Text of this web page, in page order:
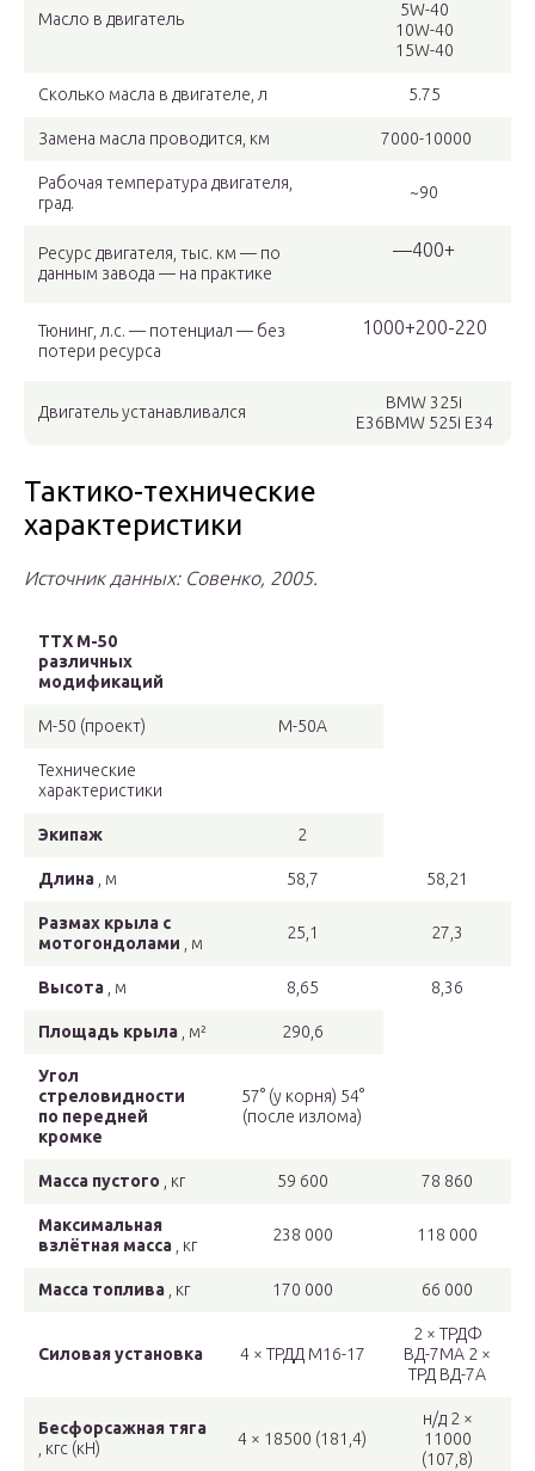
Масло в двигатель
5W-40
10W-40
15W-40
Сколько масла в двигателе, л 5.75
Замена масла проводится, км 7000-10000
Рабочая температура двигателя,
град.
~90
Ресурс двигателя, тыс. км — по
данным завода — на практике
—400+
Тюнинг, л.с. — потенциал — без
потери ресурса
1000+200-220
Двигатель устанавливался
BMW 325i
E36BMW 525i E34
Тактико-технические
характеристики
Источник данных: Совенко, 2005.
ТТХ М-50
различных
модификаций
М-50 (проект) М-50А
Технические
характеристики
Экипаж 2
Длина , м 58,7 58,21
Размах крыла с
мотогондолами , м
25,1 27,3
Высота , м 8,65 8,36
Площадь крыла , м² 290,6
Угол
стреловидности
по передней
кромке
57° (у корня) 54°
(после излома)
Масса пустого , кг 59 600 78 860
Максимальная
взлётная масса , кг
238 000 118 000
Масса топлива , кг 170 000 66 000
Силовая установка 4 × ТРДД М16-17
2 × ТРДФ
ВД-7МА 2 ×
ТРД ВД-7А
Бесфорсажная тяга
, кгс (кН)
4 × 18500 (181,4)
н/д 2 ×
11000
(107,8)